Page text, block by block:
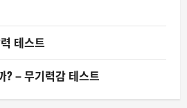
테스트
? – 무기력감 테스트